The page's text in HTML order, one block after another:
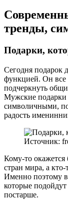
тренды,
Подарки,
Сегодня подарок
функцией. Он все
подчеркнуть
Мужские подарки
символичными,
радость
Источник:
Кому-то окажется
стран мира, а
Именно поэтому в
которые
постарше.